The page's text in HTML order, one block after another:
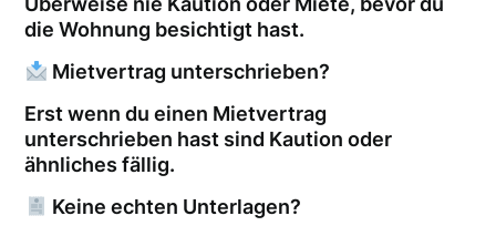
die Wohnung besichtigt hast.
Mietvertrag unterschrieben?
Erst wenn du einen Mietvertrag
unterschrieben hast sind Kaution oder
ähnliches fällig.
Keine echten Unterlagen?